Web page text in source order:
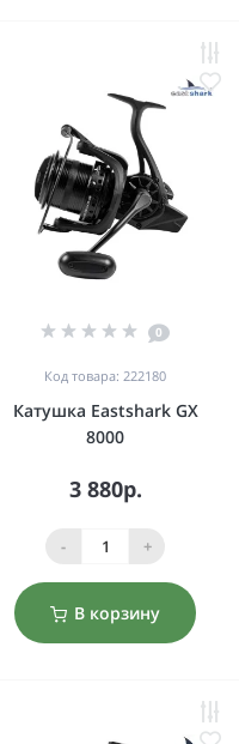
0
Код товара: 222180
Катушка Eastshark GX
8000
3 880р.
- +
В корзину